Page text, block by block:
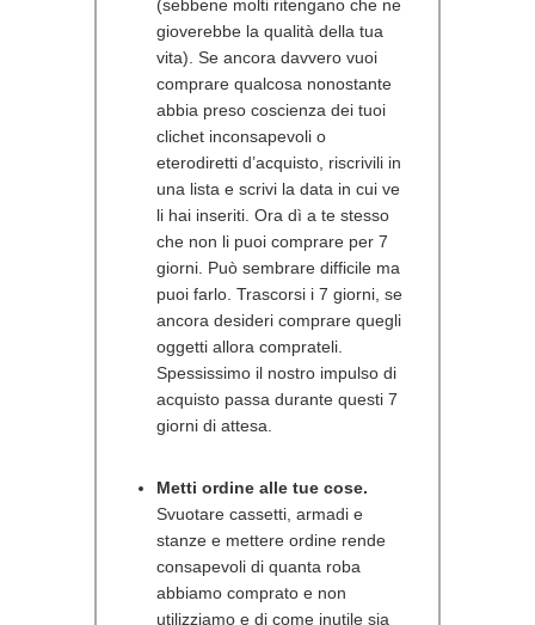
(sebbene molti ritengano che ne
gioverebbe la qualità della tua
vita). Se ancora davvero vuoi
comprare qualcosa nonostante
abbia preso coscienza dei tuoi
clichet inconsapevoli o
eterodiretti d’acquisto, riscrivili in
una lista e scrivi la data in cui ve
li hai inseriti. Ora dì a te stesso
che non li puoi comprare per 7
giorni. Può sembrare difficile ma
puoi farlo. Trascorsi i 7 giorni, se
ancora desideri comprare quegli
oggetti allora comprateli.
Spessissimo il nostro impulso di
acquisto passa durante questi 7
giorni di attesa.
Metti ordine alle tue cose.
Svuotare cassetti, armadi e
stanze e mettere ordine rende
consapevoli di quanta roba
abbiamo comprato e non
utilizziamo e di come inutile sia